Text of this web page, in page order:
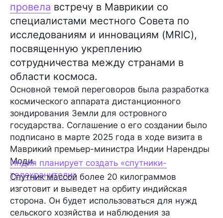
провела встречу в Маврикии со
специалистами местного Совета по
исследованиям и инновациям (MRIC),
посвященную укреплению
сотрудничества между странами в
области космоса.
Основной темой переговоров была разработка
космического аппарата дистанционного
зондирования Земли для островного
государства. Соглашение о его создании было
подписано в марте 2025 года в ходе визита в
Маврикий премьер-министра Индии Нарендры
Моди.
Индия планирует создать «спутники-
телохранители»
Спутник массой более 20 килограммов
изготовит и выведет на орбиту индийская
сторона. Он будет использоваться для нужд
сельского хозяйства и наблюдения за